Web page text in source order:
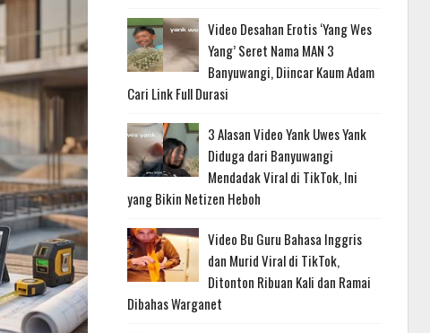
Video Desahan Erotis ‘Yang Wes
Yang’ Seret Nama MAN 3
Banyuwangi, Diincar Kaum Adam
Cari Link Full Durasi
3 Alasan Video Yank Uwes Yank
Diduga dari Banyuwangi
Mendadak Viral di TikTok, Ini
yang Bikin Netizen Heboh
Video Bu Guru Bahasa Inggris
dan Murid Viral di TikTok,
Ditonton Ribuan Kali dan Ramai
Dibahas Warganet